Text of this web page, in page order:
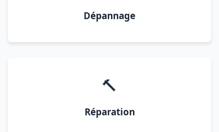
Dépannage
🔨
Réparation